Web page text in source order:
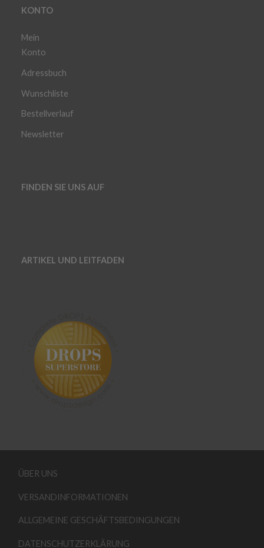
KONTO
Mein
Konto
Adressbuch
Wunschliste
Bestellverlauf
Newsletter
FINDEN SIE UNS AUF
ARTIKEL UND LEITFADEN
ÜBER UNS
VERSANDINFORMATIONEN
ALLGEMEINE GESCHÄFTSBEDINGUNGEN
DATENSCHUTZERKLÄRUNG